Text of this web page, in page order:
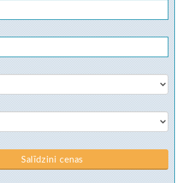
Salīdzini cenas